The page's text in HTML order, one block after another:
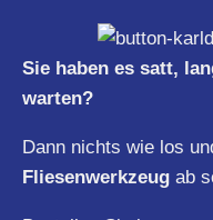
Sie haben es satt,
warten?
Dann nichts wie los
Fliesenwerkzeug ab